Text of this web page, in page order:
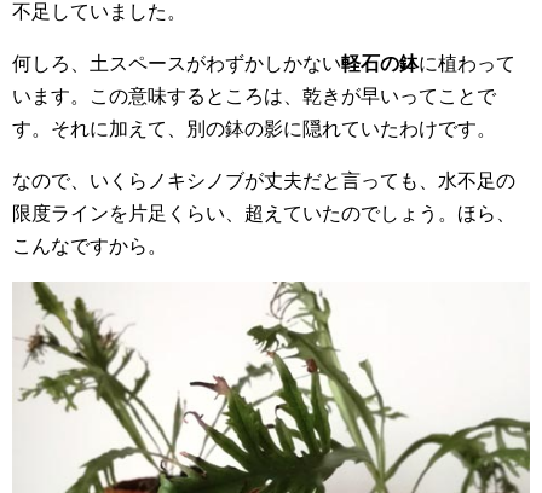
不足していました。
何しろ、土スペースがわずかしかない軽石の鉢に植わって
います。この意味するところは、乾きが早いってことで
す。それに加えて、別の鉢の影に隠れていたわけです。
なので、いくらノキシノブが丈夫だと言っても、水不足の
限度ラインを片足くらい、超えていたのでしょう。ほら、
こんなですから。